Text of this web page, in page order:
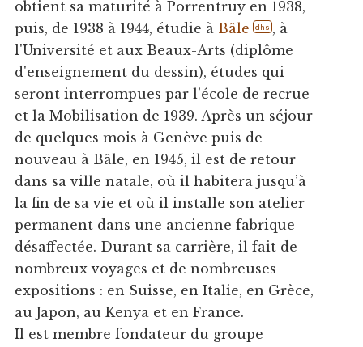
obtient sa maturité à Porrentruy en 1938,
puis, de 1938 à 1944, étudie à Bâle dhs , à
l'Université et aux Beaux-Arts (diplôme
d'enseignement du dessin), études qui
seront interrompues par l’école de recrue
et la Mobilisation de 1939. Après un séjour
de quelques mois à Genève puis de
nouveau à Bâle, en 1945, il est de retour
dans sa ville natale, où il habitera jusqu’à
la fin de sa vie et où il installe son atelier
permanent dans une ancienne fabrique
désaffectée. Durant sa carrière, il fait de
nombreux voyages et de nombreuses
expositions : en Suisse, en Italie, en Grèce,
au Japon, au Kenya et en France.
Il est membre fondateur du groupe